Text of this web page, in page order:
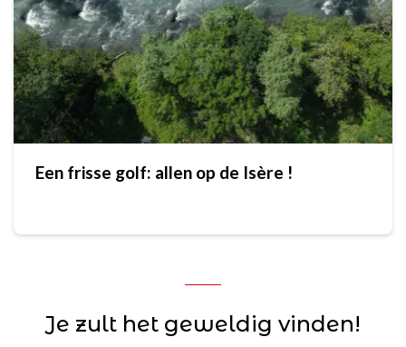
Een frisse golf: allen op de Isère !
Je zult het geweldig vinden!